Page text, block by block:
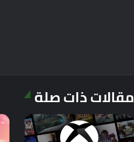
مقالات ذات صلة